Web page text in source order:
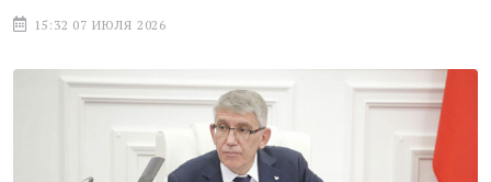
15:32 07 ИЮЛЯ 2026